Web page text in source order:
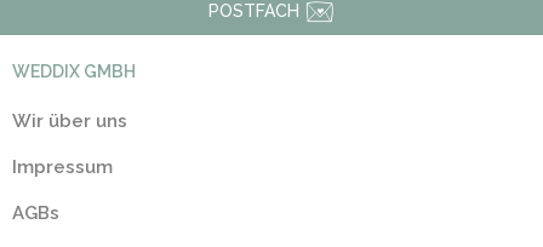
POSTFACH
WEDDIX GMBH
Wir über uns
Impressum
AGBs